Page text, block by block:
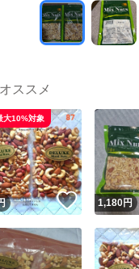
ススメ
いいね！
大10%対象
1,180円